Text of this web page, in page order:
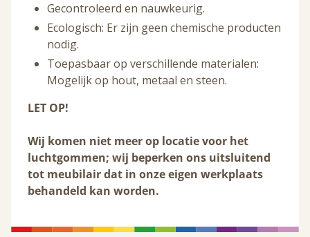
Gecontroleerd en nauwkeurig.
Ecologisch: Er zijn geen chemische producten
nodig.
Toepasbaar op verschillende materialen:
Mogelijk op hout, metaal en steen.
LET OP!
Wij komen niet meer op locatie voor het
luchtgommen; wij beperken ons uitsluitend
tot meubilair dat in onze eigen werkplaats
behandeld kan worden.